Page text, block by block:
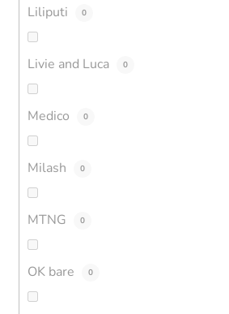
Liliputi 0
Livie and Luca 0
Medico 0
Milash 0
MTNG 0
OK bare 0